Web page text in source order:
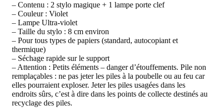
– Contenu : 2 stylo magique + 1 lampe porte clef
– Couleur : Violet
– Lampe Ultra-violet
– Taille du stylo : 8 cm environ
– Pour tous types de papiers (standard, autocopiant et
thermique)
– Séchage rapide sur le support
– Attention : Petits éléments – danger d’étouffements. Pile non
remplaçables : ne pas jeter les piles à la poubelle ou au feu car
elles pourraient exploser. Jeter les piles usagées dans les
endroits sûrs, c’est à dire dans les points de collecte destinés au
recyclage des piles.